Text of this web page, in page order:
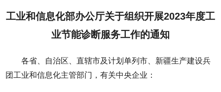
工业和信息化部办公厅关于组织开展2023年度工
业节能诊断服务工作的通知
各省、自治区、直辖市及计划单列市、新疆生产建设兵
团工业和信息化主管部门，有关中央企业：